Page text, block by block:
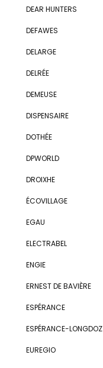
DEAR HUNTERS
DEFAWES
DELARGE
DELRÉE
DEMEUSE
DISPENSAIRE
DOTHÉE
DPWORLD
DROIXHE
ÉCOVILLAGE
EGAU
ELECTRABEL
ENGIE
ERNEST DE BAVIÈRE
ESPÉRANCE
ESPÉRANCE-LONGDOZ
EUREGIO